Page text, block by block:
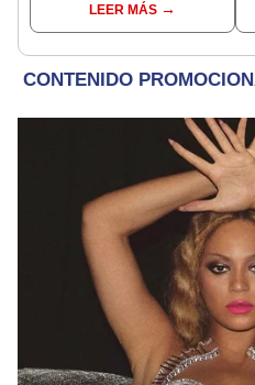
“Lunes es mejor día”
LEER MÁS